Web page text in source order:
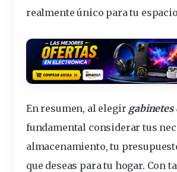
realmente único para tu
En resumen, al elegir gabinetes
fundamental considerar tus
almacenamiento, tu
que deseas para tu hogar. Con